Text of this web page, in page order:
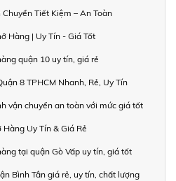
Tiết Kiệm – An Toàn
Hàng | Uy Tín - Giá Tốt
quận 10 uy tín, giá rẻ
8 TPHCM Nhanh, Rẻ, Uy Tín
vận chuyển an toàn với mức giá tốt
Hàng Uy Tín & Giá Rẻ
tại quận Gò Vấp uy tín, giá tốt
Bình Tân giá rẻ, uy tín, chất lượng